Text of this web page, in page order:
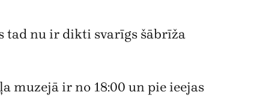
tad nu ir dikti svarīgs šābrīža
muzejā ir no 18:00 un pie ieejas